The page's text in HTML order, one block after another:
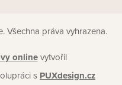
práva vyhrazena.
onlinevytvořil
s PUXdesign.cz